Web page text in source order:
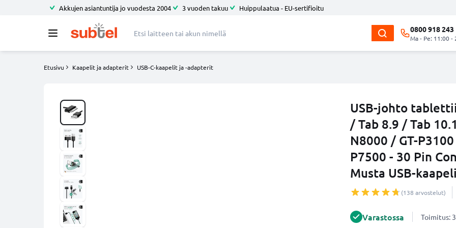
Akkujen asiantuntija jo vuodesta 2004 3 vuoden takuu Huippulaatua - EU-sertifioitu
0800 918 243
Ma - Pe: 11:00 -
Etusivu Kaapelit ja adapterit USB-C-kaapelit ja -adapterit
USB-johto
/ Tab 8.9 / Tab
N8000 / GT-
P7500 - 30 Pin
Musta USB-
(138 arvostelut)
Varastossa Toimitus: